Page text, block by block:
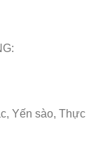
Yến sào, Thực